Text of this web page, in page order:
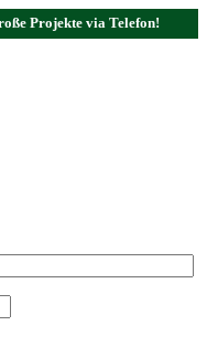
Projekte via Telefon!